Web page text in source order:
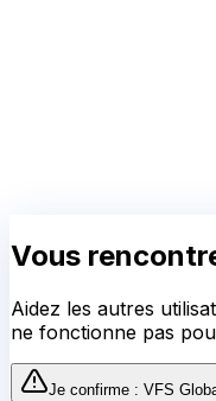
Vous
Aidez les autres
ne fonctionne pas
Je confirme : VFS